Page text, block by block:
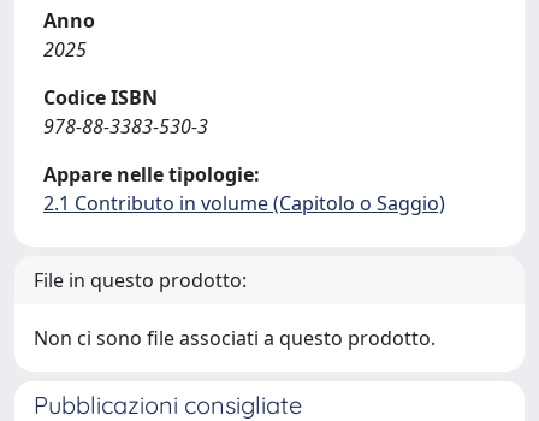
Anno
2025
Codice ISBN
978-88-3383-530-3
Appare nelle tipologie:
2.1 Contributo in volume (Capitolo o Saggio)
File in questo prodotto:
Non ci sono file associati a questo prodotto.
Pubblicazioni consigliate